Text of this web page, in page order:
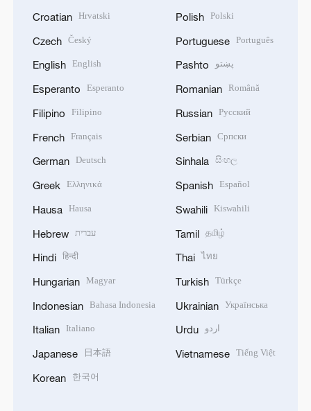
Croatian Hrvatski
Czech Český
English English
Esperanto Esperanto
Filipino Filipino
French Français
German Deutsch
Greek Ελληνικά
Hausa Hausa
Hebrew עברית
Hindi हिन्दी
Hungarian Magyar
Indonesian Bahasa Indonesia
Italian Italiano
Japanese 日本語
Korean 한국어
Polish Polski
Portuguese Português
Pashto پښتو
Romanian Română
Russian Русский
Serbian Српски
Sinhala සිංහල
Spanish Español
Swahili Kiswahili
Tamil தமிழ்
Thai ไทย
Turkish Türkçe
Ukrainian Українська
Urdu اردو
Vietnamese Tiếng Việt